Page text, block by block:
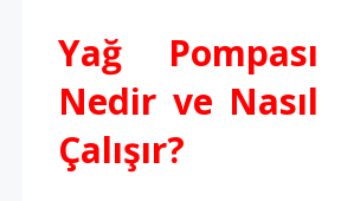
Yağ Pompası
Nedir ve Nasıl
Çalışır?